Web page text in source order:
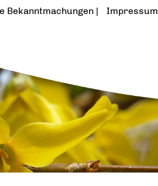
Bekanntmachungen Impressum